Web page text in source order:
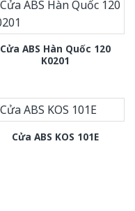
Cửa ABS Hàn Quốc 120
K0201
Cửa ABS KOS 101E